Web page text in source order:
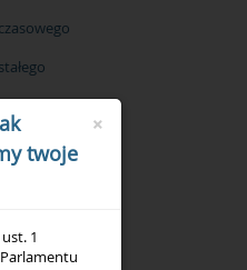
×
twoje
1
stanu cywilnego